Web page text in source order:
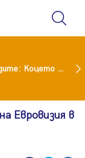
Къде живеят БГ звездите: Коцето с дворец, Лозанова с имение, Миро с дом за над 2 млн. евро
Евровизия в